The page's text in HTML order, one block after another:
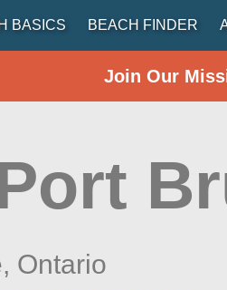
BASICS BEACH FINDER
Join Our
Ontario